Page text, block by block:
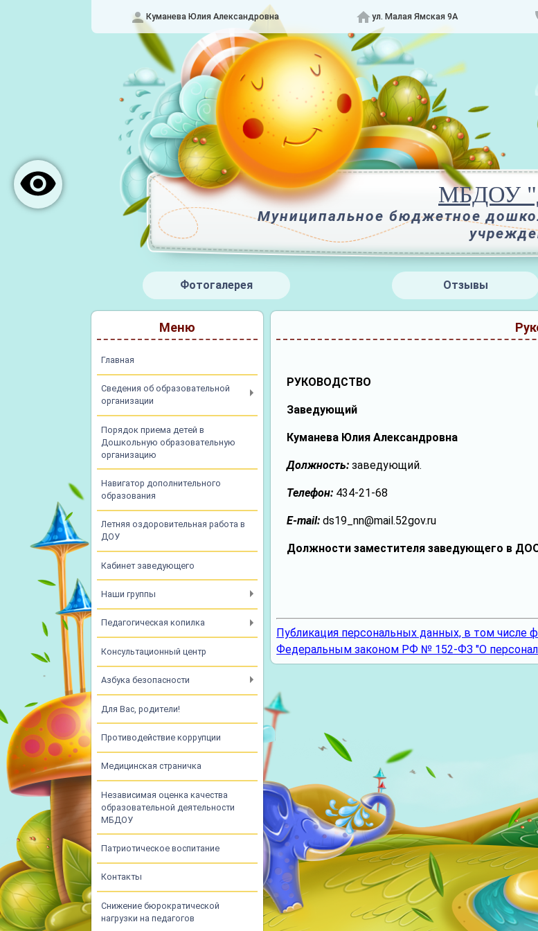
Куманева Юлия Александровна ул. Малая Ямская 9А
МБДОУ
Муниципальное бюджетное
Фотогалерея Отзывы
Меню
Главная
Сведения об образовательной
организации
Порядок приема детей в
Дошкольную образовательную
организацию
Навигатор дополнительного
образования
Летняя оздоровительная работа в
ДОУ
Кабинет заведующего
Наши группы
Педагогическая копилка
Консультационный центр
Азбука безопасности
Для Вас, родители!
Противодействие коррупции
Медицинская страничка
Независимая оценка качества
образовательной деятельности
МБДОУ
Патриотическое воспитание
Контакты
Снижение бюрократической
нагрузки на педагогов
РУКОВОДСТВО
Заведующий
Куманева Юлия Александровна
Должность: заведующий.
Телефон: 434-21-68
E-mail: ds19_nn@mail.52gov.ru
Должности заместителя заведующего в
Публикация персональных данных, в том числе
Федеральным законом РФ № 152-ФЗ "О